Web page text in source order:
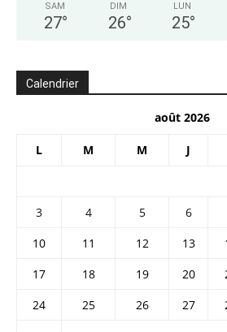
SAM
27°
DIM
26°
LUN
25°
Calendrier
août 2026
L M M J
3
4 5 6
10
11 12 13
17
18 19 20
24
25 26 27